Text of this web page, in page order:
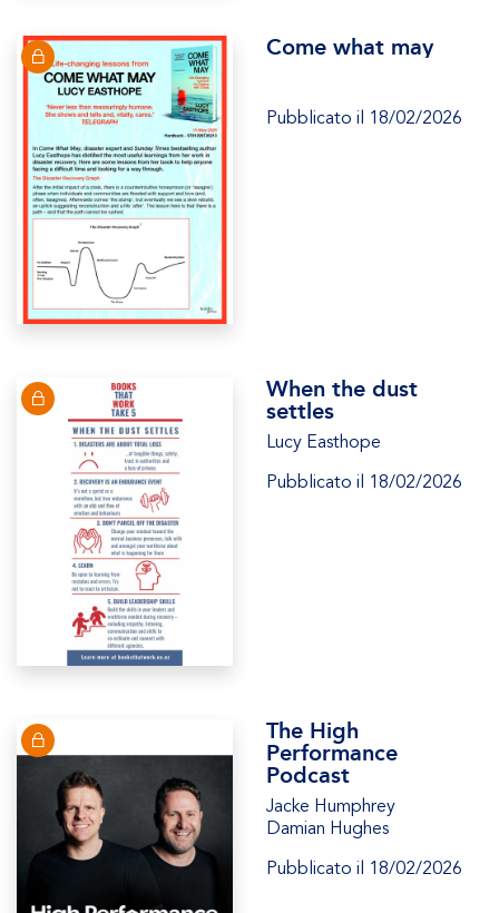
Come what may
Pubblicato il 18/02/2026
When the dust
settles
Lucy Easthope
Pubblicato il 18/02/2026
The High
Performance
Podcast
Jacke Humphrey
Damian Hughes
Pubblicato il 18/02/2026